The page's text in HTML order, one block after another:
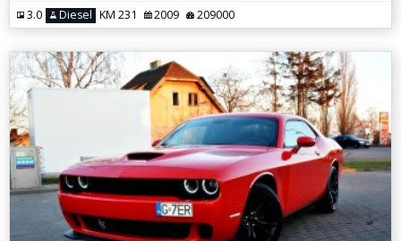
3.0 Diesel KM 231 2009 209000